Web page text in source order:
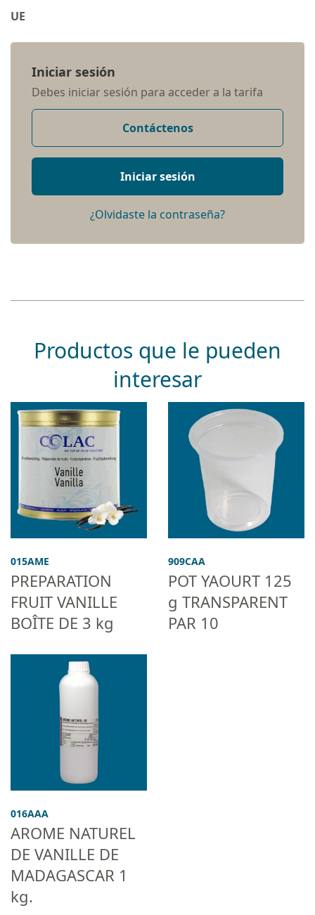
UE
Iniciar sesión
Debes iniciar sesión para acceder a la tarifa
Contáctenos
Iniciar sesión
¿Olvidaste la contraseña?
Productos que le pueden
interesar
015AME
PREPARATION
FRUIT VANILLE
BOÎTE DE 3 kg
909CAA
POT YAOURT 125
g TRANSPARENT
PAR 10
016AAA
AROME NATUREL
DE VANILLE DE
MADAGASCAR 1
kg.